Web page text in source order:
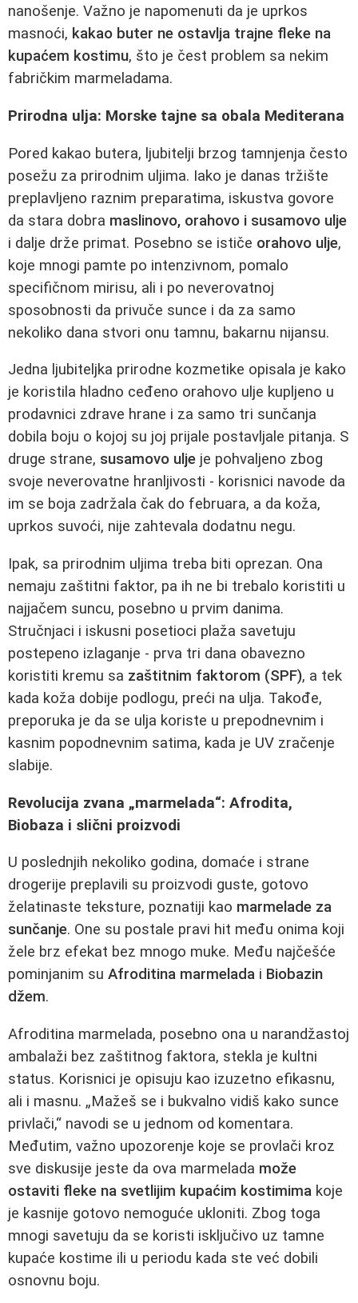
nanošenje. Važno je napomenuti da je uprkos
masnoći, kakao buter ne ostavlja trajne fleke na
kupaćem kostimu, što je čest problem sa nekim
fabričkim marmeladama.
Prirodna ulja: Morske tajne sa obala Mediterana
Pored kakao butera, ljubitelji brzog tamnjenja često
posežu za prirodnim uljima. Iako je danas tržište
preplavljeno raznim preparatima, iskustva govore
da stara dobra maslinovo, orahovo i susamovo ulje
i dalje drže primat. Posebno se ističe orahovo ulje,
koje mnogi pamte po intenzivnom, pomalo
specifičnom mirisu, ali i po neverovatnoj
sposobnosti da privuče sunce i da za samo
nekoliko dana stvori onu tamnu, bakarnu nijansu.
Jedna ljubiteljka prirodne kozmetike opisala je kako
je koristila hladno ceđeno orahovo ulje kupljeno u
prodavnici zdrave hrane i za samo tri sunčanja
dobila boju o kojoj su joj prijale postavljale pitanja. S
druge strane, susamovo ulje je pohvaljeno zbog
svoje neverovatne hranljivosti - korisnici navode da
im se boja zadržala čak do februara, a da koža,
uprkos suvoći, nije zahtevala dodatnu negu.
Ipak, sa prirodnim uljima treba biti oprezan. Ona
nemaju zaštitni faktor, pa ih ne bi trebalo koristiti u
najjačem suncu, posebno u prvim danima.
Stručnjaci i iskusni posetioci plaža savetuju
postepeno izlaganje - prva tri dana obavezno
koristiti kremu sa zaštitnim faktorom (SPF), a tek
kada koža dobije podlogu, preći na ulja. Takođe,
preporuka je da se ulja koriste u prepodnevnim i
kasnim popodnevnim satima, kada je UV zračenje
slabije.
Revolucija zvanа „marmelada“: Afrodita,
Biobaza i slični proizvodi
U poslednjih nekoliko godina, domaće i strane
drogerije preplavili su proizvodi guste, gotovo
želatinaste teksture, poznatiji kao marmelade za
sunčanje. One su postale pravi hit među onima koji
žele brz efekat bez mnogo muke. Među najčešće
pominjanim su Afroditina marmelada i Biobazin
džem.
Afroditina marmelada, posebno ona u narandžastoj
ambalaži bez zaštitnog faktora, stekla je kultni
status. Korisnici je opisuju kao izuzetno efikasnu,
ali i masnu. „Mažeš se i bukvalno vidiš kako sunce
privlači,“ navodi se u jednom od komentara.
Međutim, važno upozorenje koje se provlači kroz
sve diskusije jeste da ova marmelada može
ostaviti fleke na svetlijim kupaćim kostimima koje
je kasnije gotovo nemoguće ukloniti. Zbog toga
mnogi savetuju da se koristi isključivo uz tamne
kupaće kostime ili u periodu kada ste već dobili
osnovnu boju.